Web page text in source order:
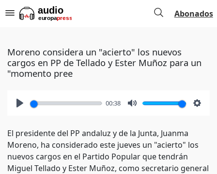
Abonados
Moreno considera un "acierto" los nuevos
cargos en PP de Tellado y Ester Muñoz para un
"momento pree
00:38
El presidente del PP andaluz y de la Junta, Juanma
Moreno, ha considerado este jueves un "acierto" los
nuevos cargos en el Partido Popular que tendrán
Miguel Tellado y Ester Muñoz, como secretario general